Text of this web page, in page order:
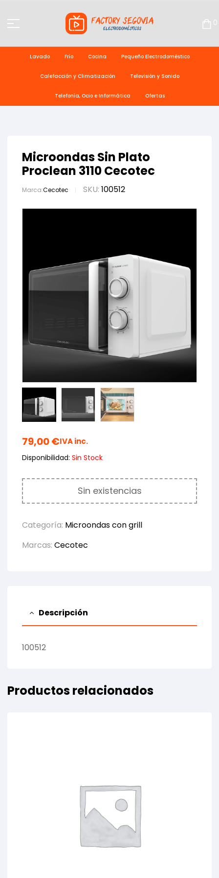
0
Lavado Frío Cocina Pequeño Electrodoméstico
Calefacción y Climatización Televisión y Sonido
Telefonía, Ocio e Informática Ofertas
Microondas Sin Plato
Proclean 3110 Cecotec
Marca:Cecotec SKU: 100512
79,00€IVA inc.
Disponibilidad: Sin Stock
Sin existencias
Categoría: Microondas con grill
Marcas: Cecotec
Descripción
100512
Productos relacionados